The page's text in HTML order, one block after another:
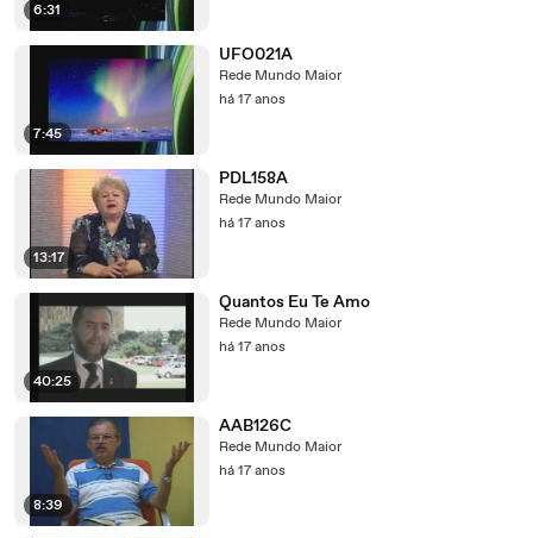
6:31
7:45
UFO021A
Rede Mundo Maior
há 17 anos
13:17
PDL158A
Rede Mundo Maior
há 17 anos
40:25
Quantos Eu Te Amo
Rede Mundo Maior
há 17 anos
8:39
AAB126C
Rede Mundo Maior
há 17 anos